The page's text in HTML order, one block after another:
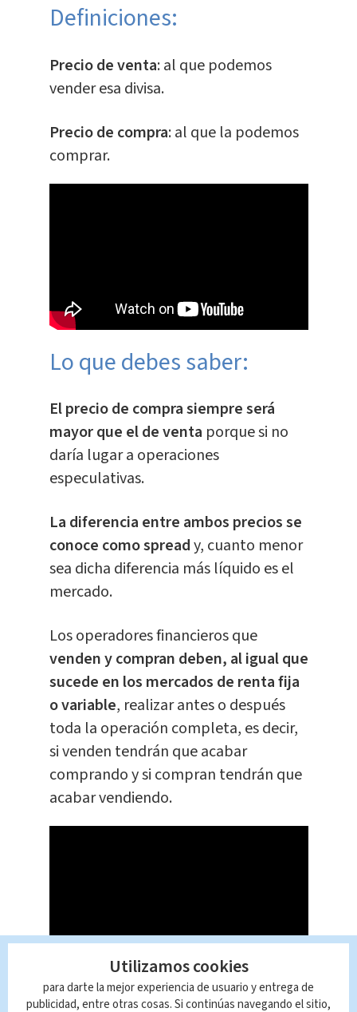
Definiciones:
Precio de venta: al que podemos
vender esa divisa.
Precio de compra: al que la podemos
comprar.
Lo que debes saber:
El precio de compra siempre será
mayor que el de venta porque si no
daría lugar a operaciones
especulativas.
La diferencia entre ambos precios se
conoce como spready, cuanto menor
sea dicha diferencia más líquido es el
mercado.
Los operadores financieros que
venden y compran deben, al igual que
sucede en los mercados de renta fija
o variable, realizar antes o después
toda la operación completa, es decir,
si venden tendrán que acabar
comprando y si compran tendrán que
acabar vendiendo.
¿Qué es el euro?
Utilizamos cookies
para darte la mejor experiencia de usuario y entrega de
publicidad, entre otras cosas. Si continúas navegando el sitio,